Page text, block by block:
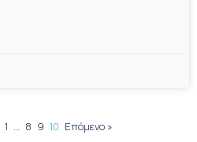
1 … 8 9 10 Επόμενο »